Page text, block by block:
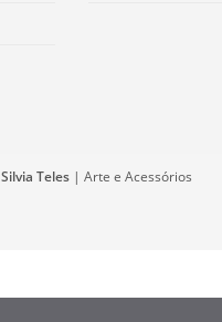
Silvia Teles| Arte e Acessórios